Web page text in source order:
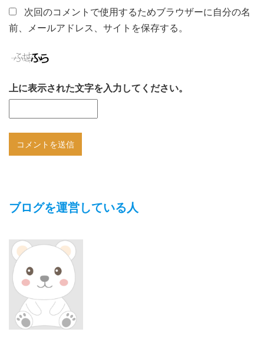
次回のコメントで使用するためブラウザーに自分の名
前、メールアドレス、サイトを保存する。
上に表示された文字を入力してください。
ブログを運営している人